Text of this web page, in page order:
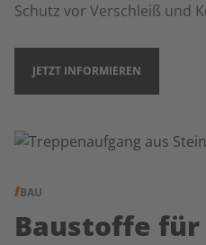
Schutz vor Verschleiß und
JETZT INFORMIEREN
BAU
Baustoffe